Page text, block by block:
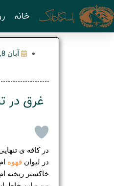
پرش
به
محتوا
خانه
آبان 8, 1403
غرق در
در کافه ی
در لیوان قهوه
خاکستر ریخته